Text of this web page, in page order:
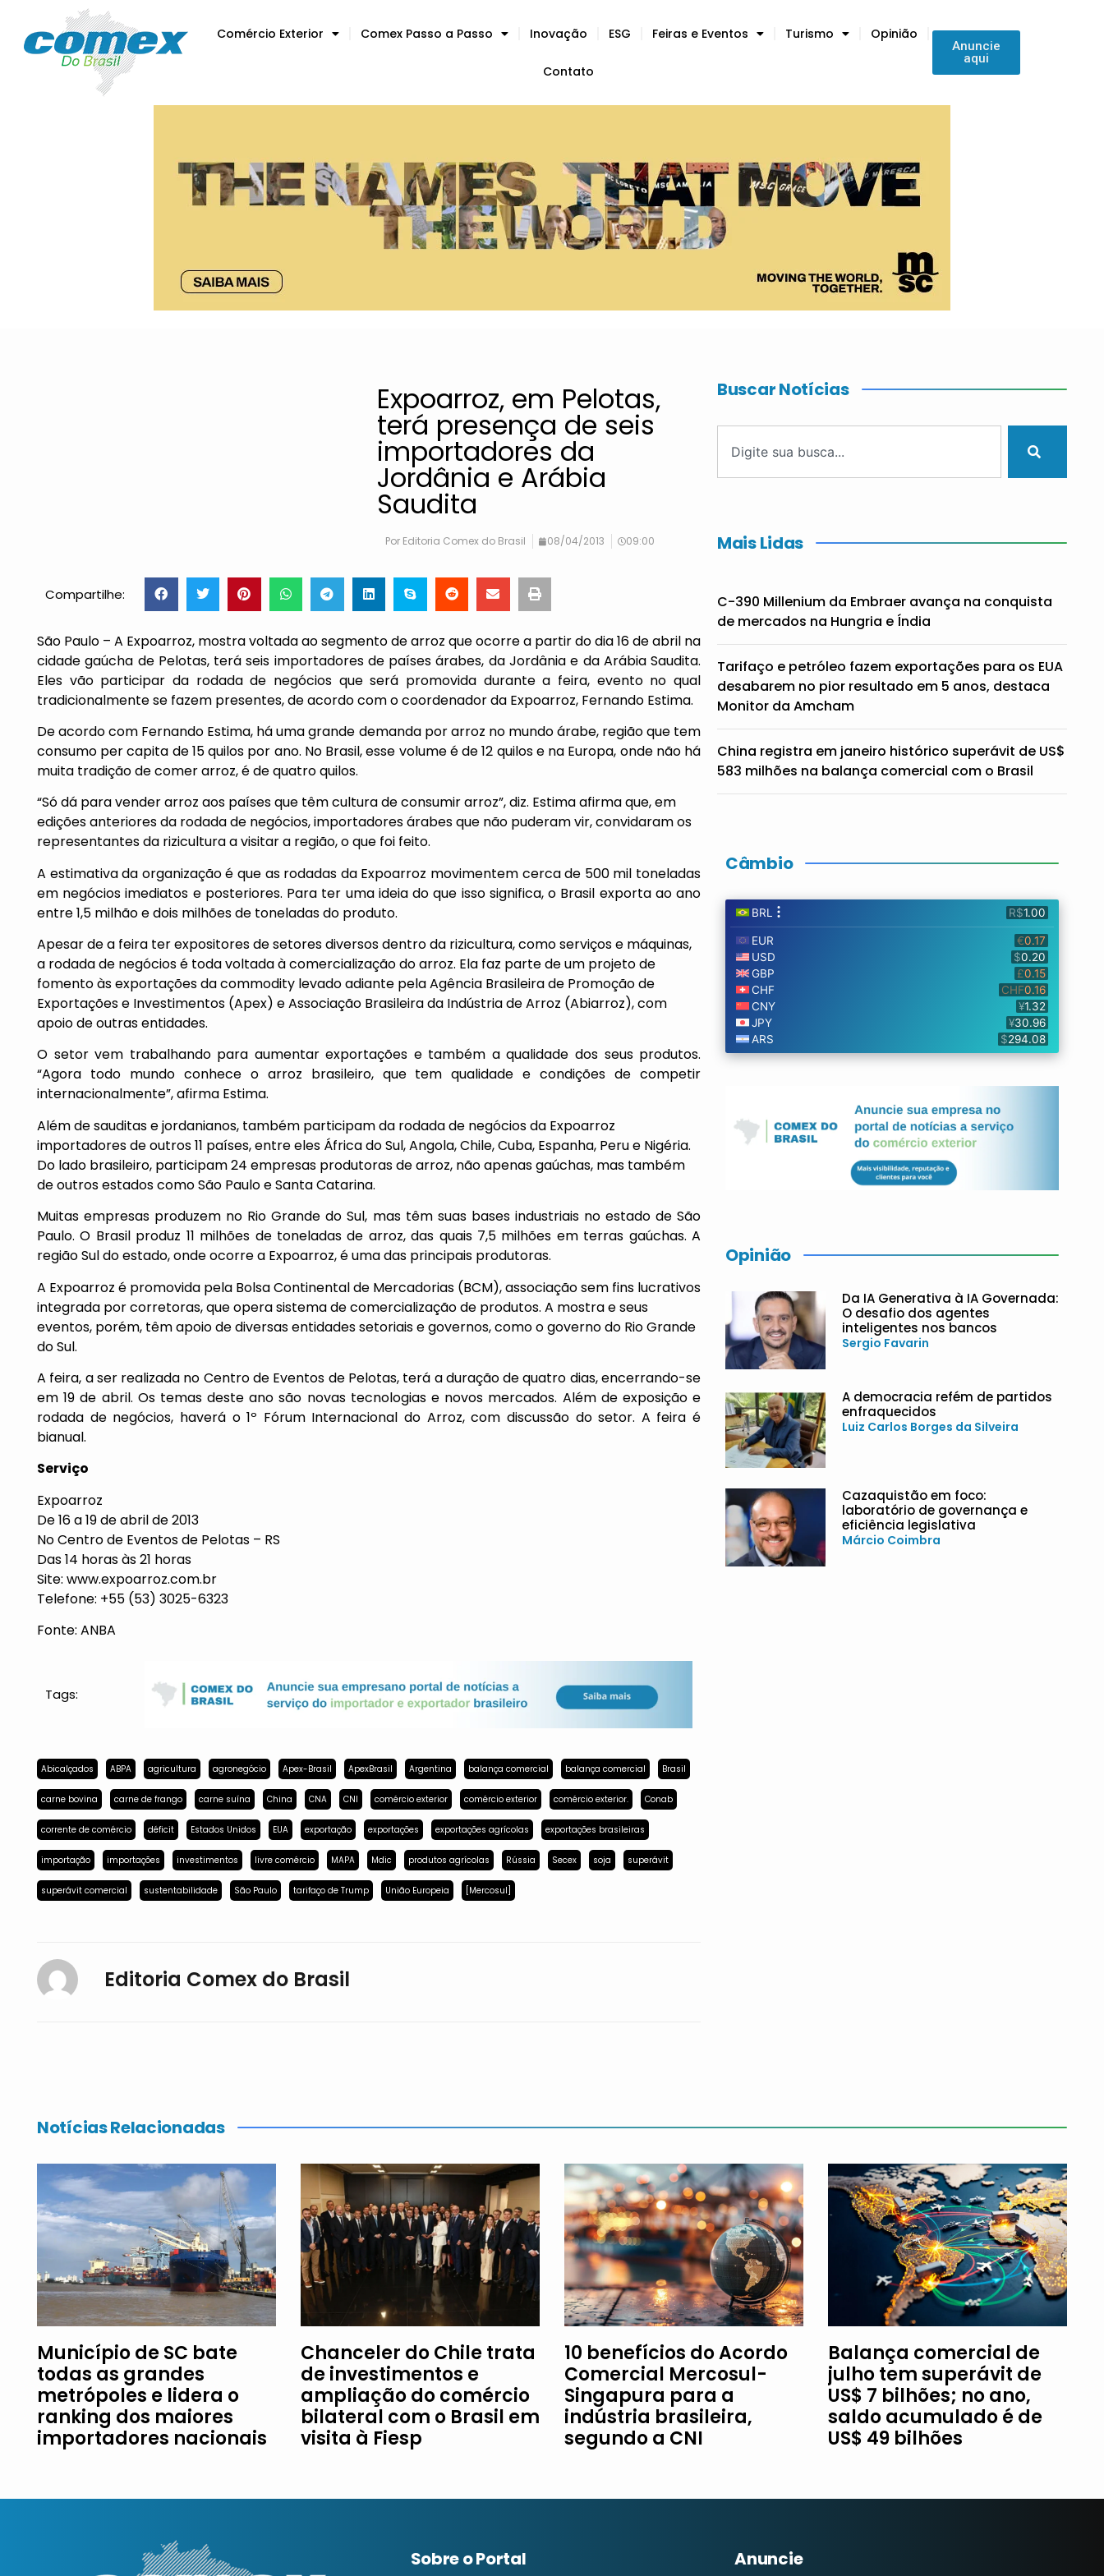
Comércio Exterior Comex Passo a Passo Inovação ESG Feiras e Eventos Turismo Opinião
Contato
Anuncie
aqui
Expoarroz, em Pelotas,
terá presença de seis
importadores da
Jordânia e Arábia
Saudita
Por Editoria Comex do Brasil 08/04/2013 09:00
Compartilhe:
São Paulo – A Expoarroz, mostra voltada ao segmento de arroz que ocorre a partir do dia 16 de abril na
cidade gaúcha de Pelotas, terá seis importadores de países árabes, da Jordânia e da Arábia Saudita.
Eles vão participar da rodada de negócios que será promovida durante a feira, evento no qual
tradicionalmente se fazem presentes, de acordo com o coordenador da Expoarroz, Fernando Estima.
De acordo com Fernando Estima, há uma grande demanda por arroz no mundo árabe, região que tem
consumo per capita de 15 quilos por ano. No Brasil, esse volume é de 12 quilos e na Europa, onde não há
muita tradição de comer arroz, é de quatro quilos.
“Só dá para vender arroz aos países que têm cultura de consumir arroz”, diz. Estima afirma que, em
edições anteriores da rodada de negócios, importadores árabes que não puderam vir, convidaram os
representantes da rizicultura a visitar a região, o que foi feito.
A estimativa da organização é que as rodadas da Expoarroz movimentem cerca de 500 mil toneladas
em negócios imediatos e posteriores. Para ter uma ideia do que isso significa, o Brasil exporta ao ano
entre 1,5 milhão e dois milhões de toneladas do produto.
Apesar de a feira ter expositores de setores diversos dentro da rizicultura, como serviços e máquinas,
a rodada de negócios é toda voltada à comercialização do arroz. Ela faz parte de um projeto de
fomento às exportações da commodity levado adiante pela Agência Brasileira de Promoção de
Exportações e Investimentos (Apex) e Associação Brasileira da Indústria de Arroz (Abiarroz), com
apoio de outras entidades.
O setor vem trabalhando para aumentar exportações e também a qualidade dos seus produtos.
“Agora todo mundo conhece o arroz brasileiro, que tem qualidade e condições de competir
internacionalmente”, afirma Estima.
Além de sauditas e jordanianos, também participam da rodada de negócios da Expoarroz
importadores de outros 11 países, entre eles África do Sul, Angola, Chile, Cuba, Espanha, Peru e Nigéria.
Do lado brasileiro, participam 24 empresas produtoras de arroz, não apenas gaúchas, mas também
de outros estados como São Paulo e Santa Catarina.
Muitas empresas produzem no Rio Grande do Sul, mas têm suas bases industriais no estado de São
Paulo. O Brasil produz 11 milhões de toneladas de arroz, das quais 7,5 milhões em terras gaúchas. A
região Sul do estado, onde ocorre a Expoarroz, é uma das principais produtoras.
A Expoarroz é promovida pela Bolsa Continental de Mercadorias (BCM), associação sem fins lucrativos
integrada por corretoras, que opera sistema de comercialização de produtos. A mostra e seus
eventos, porém, têm apoio de diversas entidades setoriais e governos, como o governo do Rio Grande
do Sul.
A feira, a ser realizada no Centro de Eventos de Pelotas, terá a duração de quatro dias, encerrando-se
em 19 de abril. Os temas deste ano são novas tecnologias e novos mercados. Além de exposição e
rodada de negócios, haverá o 1º Fórum Internacional do Arroz, com discussão do setor. A feira é
bianual.
Serviço
Expoarroz
De 16 a 19 de abril de 2013
No Centro de Eventos de Pelotas – RS
Das 14 horas às 21 horas
Site: www.expoarroz.com.br
Telefone: +55 (53) 3025-6323
Fonte: ANBA
Tags:
Abicalçados ABPA agricultura agronegócio Apex-Brasil ApexBrasil Argentina balança comercial balança comercial Brasil
carne bovina carne de frango carne suína China CNA CNI comércio exterior comércio exterior comércio exterior. Conab
corrente de comércio déficit Estados Unidos EUA exportação exportações exportações agrícolas exportações brasileiras
importação importações investimentos livre comércio MAPA Mdic produtos agrícolas Rússia Secex soja superávit
superávit comercial sustentabilidade São Paulo tarifaço de Trump União Europeia [Mercosul]
Editoria Comex do Brasil
Buscar Notícias
Mais Lidas
C-390 Millenium da Embraer avança na conquista
de mercados na Hungria e Índia
Tarifaço e petróleo fazem exportações para os EUA
desabarem no pior resultado em 5 anos, destaca
Monitor da Amcham
China registra em janeiro histórico superávit de US$
583 milhões na balança comercial com o Brasil
Câmbio
Opinião
Da IA Generativa à IA Governada:
O desafio dos agentes
inteligentes nos bancos
Sergio Favarin
A democracia refém de partidos
enfraquecidos
Luiz Carlos Borges da Silveira
Cazaquistão em foco:
laboratório de governança e
eficiência legislativa
Márcio Coimbra
Notícias Relacionadas
Município de SC bate
todas as grandes
metrópoles e lidera o
ranking dos maiores
importadores nacionais
Chanceler do Chile trata
de investimentos e
ampliação do comércio
bilateral com o Brasil em
visita à Fiesp
10 benefícios do Acordo
Comercial Mercosul-
Singapura para a
indústria brasileira,
segundo a CNI
Balança comercial de
julho tem superávit de
US$ 7 bilhões; no ano,
saldo acumulado é de
US$ 49 bilhões
Sobre o Portal Anuncie